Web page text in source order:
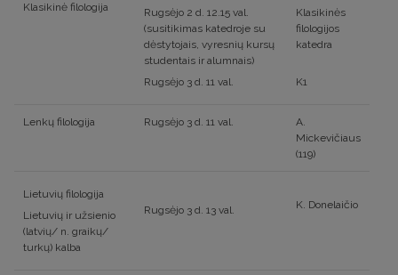
Klasikinė filologija
Rugsėjo 2 d. 12.15 val.
(susitikimas katedroje su
dėstytojais, vyresnių kursų
studentais ir alumnais)
Rugsėjo 3 d. 11 val.
Klasikinės
filologijos
katedra
K1
Lenkų filologija Rugsėjo 3 d. 11 val.
A.
Mickevičiaus
(119)
Lietuvių filologija
Lietuvių ir užsienio
(latvių/ n. graikų/
turkų) kalba
Rugsėjo 3 d. 13 val. K. Donelaičio